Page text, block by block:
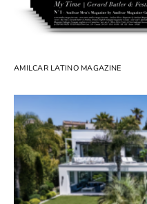
AMILCAR LATINO MAGAZINE